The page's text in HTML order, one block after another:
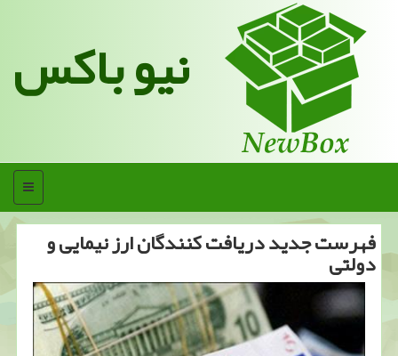
نیو باکس
منو
فهرست جدید دریافت كنندگان ارز نیمایی و
دولتی